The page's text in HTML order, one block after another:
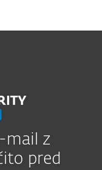
mail z
pred